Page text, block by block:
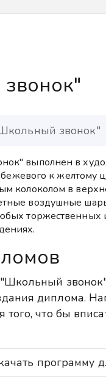
звонок"
выполнен в
к желтому
колоколом в
воздушные
"Школьный
диплома.
того, что бы
программу